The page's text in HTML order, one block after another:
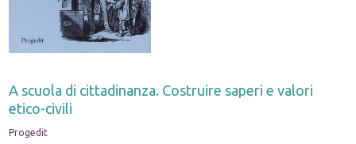
A scuola di cittadinanza. Costruire saperi e valori
etico-civili
Progedit